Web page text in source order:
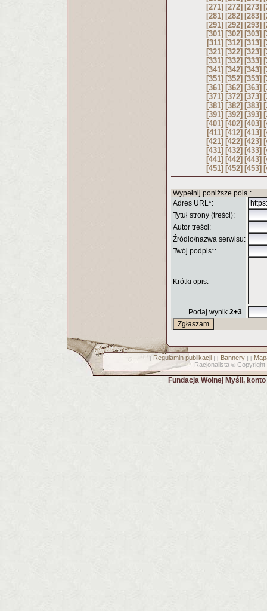
[271] [272] [273]
[281] [282] [283]
[291] [292] [293]
[301] [302] [303]
[311] [312] [313]
[321] [322] [323]
[331] [332] [333]
[341] [342] [343]
[351] [352] [353]
[361] [362] [363]
[371] [372] [373]
[381] [382] [383]
[391] [392] [393]
[401] [402] [403]
[411] [412] [413]
[421] [422] [423]
[431] [432] [433]
[441] [442] [443]
[451] [452] [453]
Wypełnij poniższe pola :
Adres URL*:
Tytuł strony (treści):
Autor treści:
Źródło/nazwa serwisu:
Twój podpis*:
Krótki opis:
Podaj wynik 2+3=
[ Regulamin publikacji] [ Bannery] [
Racjonalista © Copyright
Fundacja Wolnej Myśli,